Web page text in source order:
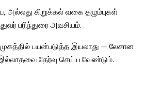
கிறுக்கல் வகை தழும்புகள்
பரிந்துரை அவசியம்.
முகத்தில் பயன்படுத்த இயலாது — லேசான
தேர்வு செய்ய வேண்டும்.